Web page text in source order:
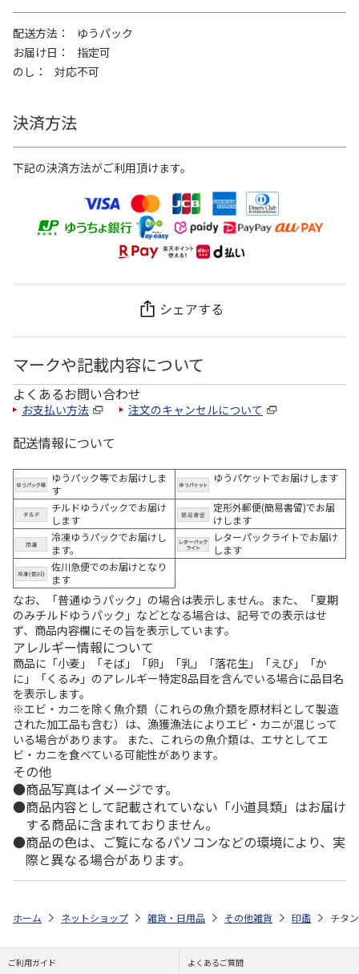
配送方法
ゆうパック
お届け日
指定可
のし
対応不可
決済方法
下記の決済方法がご利用頂けます。
シェアする
マークや記載内容について
よくあるお問い合わせ
お支払い方法 注文のキャンセルについて
配送情報について
ゆうパック等でお届けしま
す
ゆうパケットでお届けします
チルドゆうパックでお届け
します
定形外郵便(簡易書留)でお届
けします
冷凍ゆうパックでお届けし
ます。
レターパックライトでお届け
します
佐川急便でのお届けとなり
ます
なお、「普通ゆうパック」の場合は表示しません。また、「夏期
のみチルドゆうパック」などとなる場合は、記号での表示はせ
ず、商品内容欄にその旨を表示しています。
アレルギー情報について
商品に「小麦」「そば」「卵」「乳」「落花生」「えび」「か
に」「くるみ」のアレルギー特定8品目を含んでいる場合に品目名
を表示します。
※エビ・カニを除く魚介類（これらの魚介類を原材料として製造
された加工品も含む）は、漁獲漁法によりエビ・カニが混じって
いる場合があります。 また、これらの魚介類は、エサとしてエ
ビ・カニを食べている可能性があります。
その他
商品写真はイメージです。
商品内容として記載されていない「小道具類」はお届け
する商品に含まれておりません。
商品の色は、ご覧になるパソコンなどの環境により、実
際と異なる場合があります。
ホーム ネットショップ 雑貨・日用品 その他雑貨 印鑑 チタ
ご利用ガイド よくあるご質問